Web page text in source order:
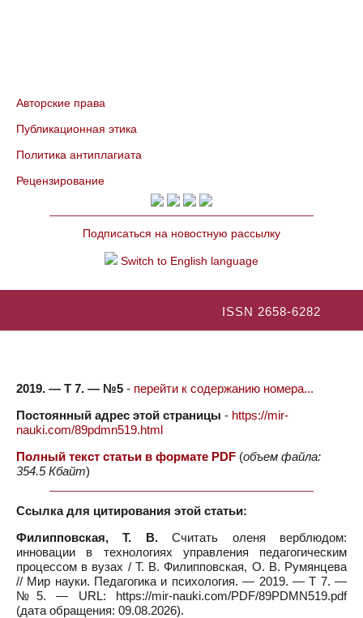
Авторские права
Публикационная этика
Политика антиплагиата
Рецензирование
Подписаться на новостную рассылку
Switch to English language
ISSN 2658-6282
2019. — Т 7. — №5 - перейти к содержанию номера...
Постоянный адрес этой страницы - https://mir-
nauki.com/89pdmn519.html
Полный текст статьи в формате PDF (объем файла:
354.5 Кбайт)
Ссылка для цитирования этой статьи:
Филипповская, Т. В.Считать оленя верблюдом:
инновации в технологиях управления педагогическим
процессом в вузах / Т. В. Филипповская, О. В. Румянцева
// Мир науки. Педагогика и психология. — 2019. — Т 7. —
№5. — URL: https://mir-nauki.com/PDF/89PDMN519.pdf
(дата обращения: 09.08.2026).